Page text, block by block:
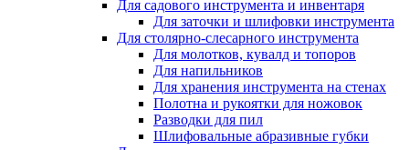
Для садового инструмента и инвентаря
Для заточки и шлифовки инструмента
Для столярно-слесарного инструмента
Для молотков, кувалд и топоров
Для напильников
Для хранения инструмента на стенах
Полотна и рукоятки для ножовок
Разводки для пил
Шлифовальные абразивные губки